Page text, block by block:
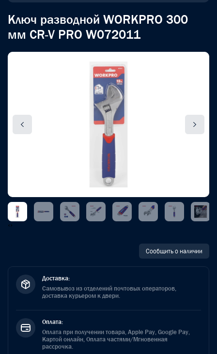
Ключ разводной WORKPRO 300
мм CR-V PRO W072011
‹›
Сообщить о наличии
Доставка:
Самовывоз из отделений почтовых операторов,
доставка курьером к двери.
Оплата:
Оплата при получении товара, Apple Pay, Google Pay,
Картой онлайн, Оплата частями/Мгновенная
рассрочка.